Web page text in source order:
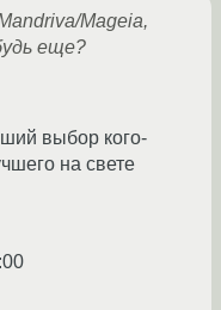
Mageia,
еще?
выбор кого-
на свете